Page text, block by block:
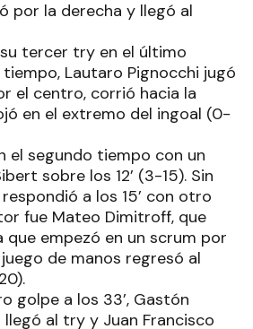
por la derecha y llegó al
tercer try en el último
Lautaro Pignocchi jugó
el centro, corrió hacia la
en el extremo del ingoal (0-
el segundo tiempo con un
sobre los 12’ (3-15). Sin
a los 15’ con otro
fue Mateo Dimitroff, que
que empezó en un scrum por
de manos regresó al
golpe a los 33’, Gastón
llegó al try y Juan Francisco